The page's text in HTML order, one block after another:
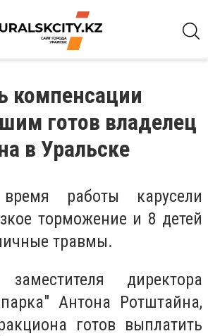
компенсации
готов владелец
в Уральске
работы карусели
торможение и 8 детей
травмы.
директора
Антона Ротштайна,
готов выплатить